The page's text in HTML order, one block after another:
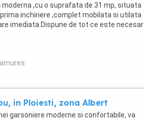
,cu o suprafata de 31 mp, situata
inchiriere ,complet mobilata si utilata
imediata.Dispune de tot ce este necesar
in Ploiesti, zona Albert
garsoniere moderne si confortabile, va